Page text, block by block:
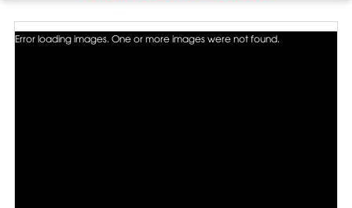
Error loading images. One or more images were not found.